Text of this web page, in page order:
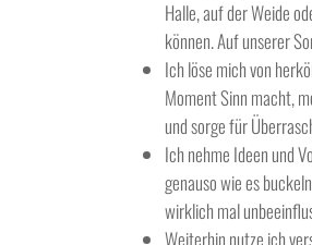
Halle, auf der Weide
können. Auf unserer
Ich löse mich von
Moment Sinn macht,
und sorge für
Ich nehme Ideen und
genauso wie es
wirklich mal
Weiterhin nutze ich